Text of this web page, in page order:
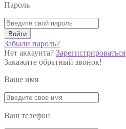
Пароль
Войти
Забыли пароль?
Нет аккаунта? Зарегистрироваться
Закажите обратный звонок!
Ваше имя
Ваш телефон